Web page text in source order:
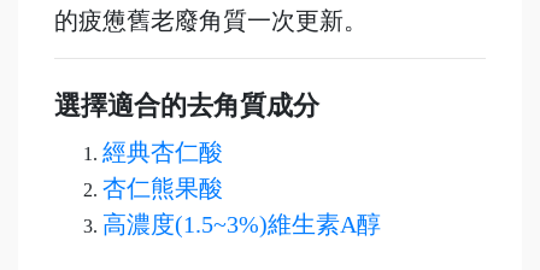
的疲憊舊老廢角質一次更新。
選擇適合的去角質成分
經典杏仁酸
杏仁熊果酸
高濃度(1.5~3%)維生素A醇